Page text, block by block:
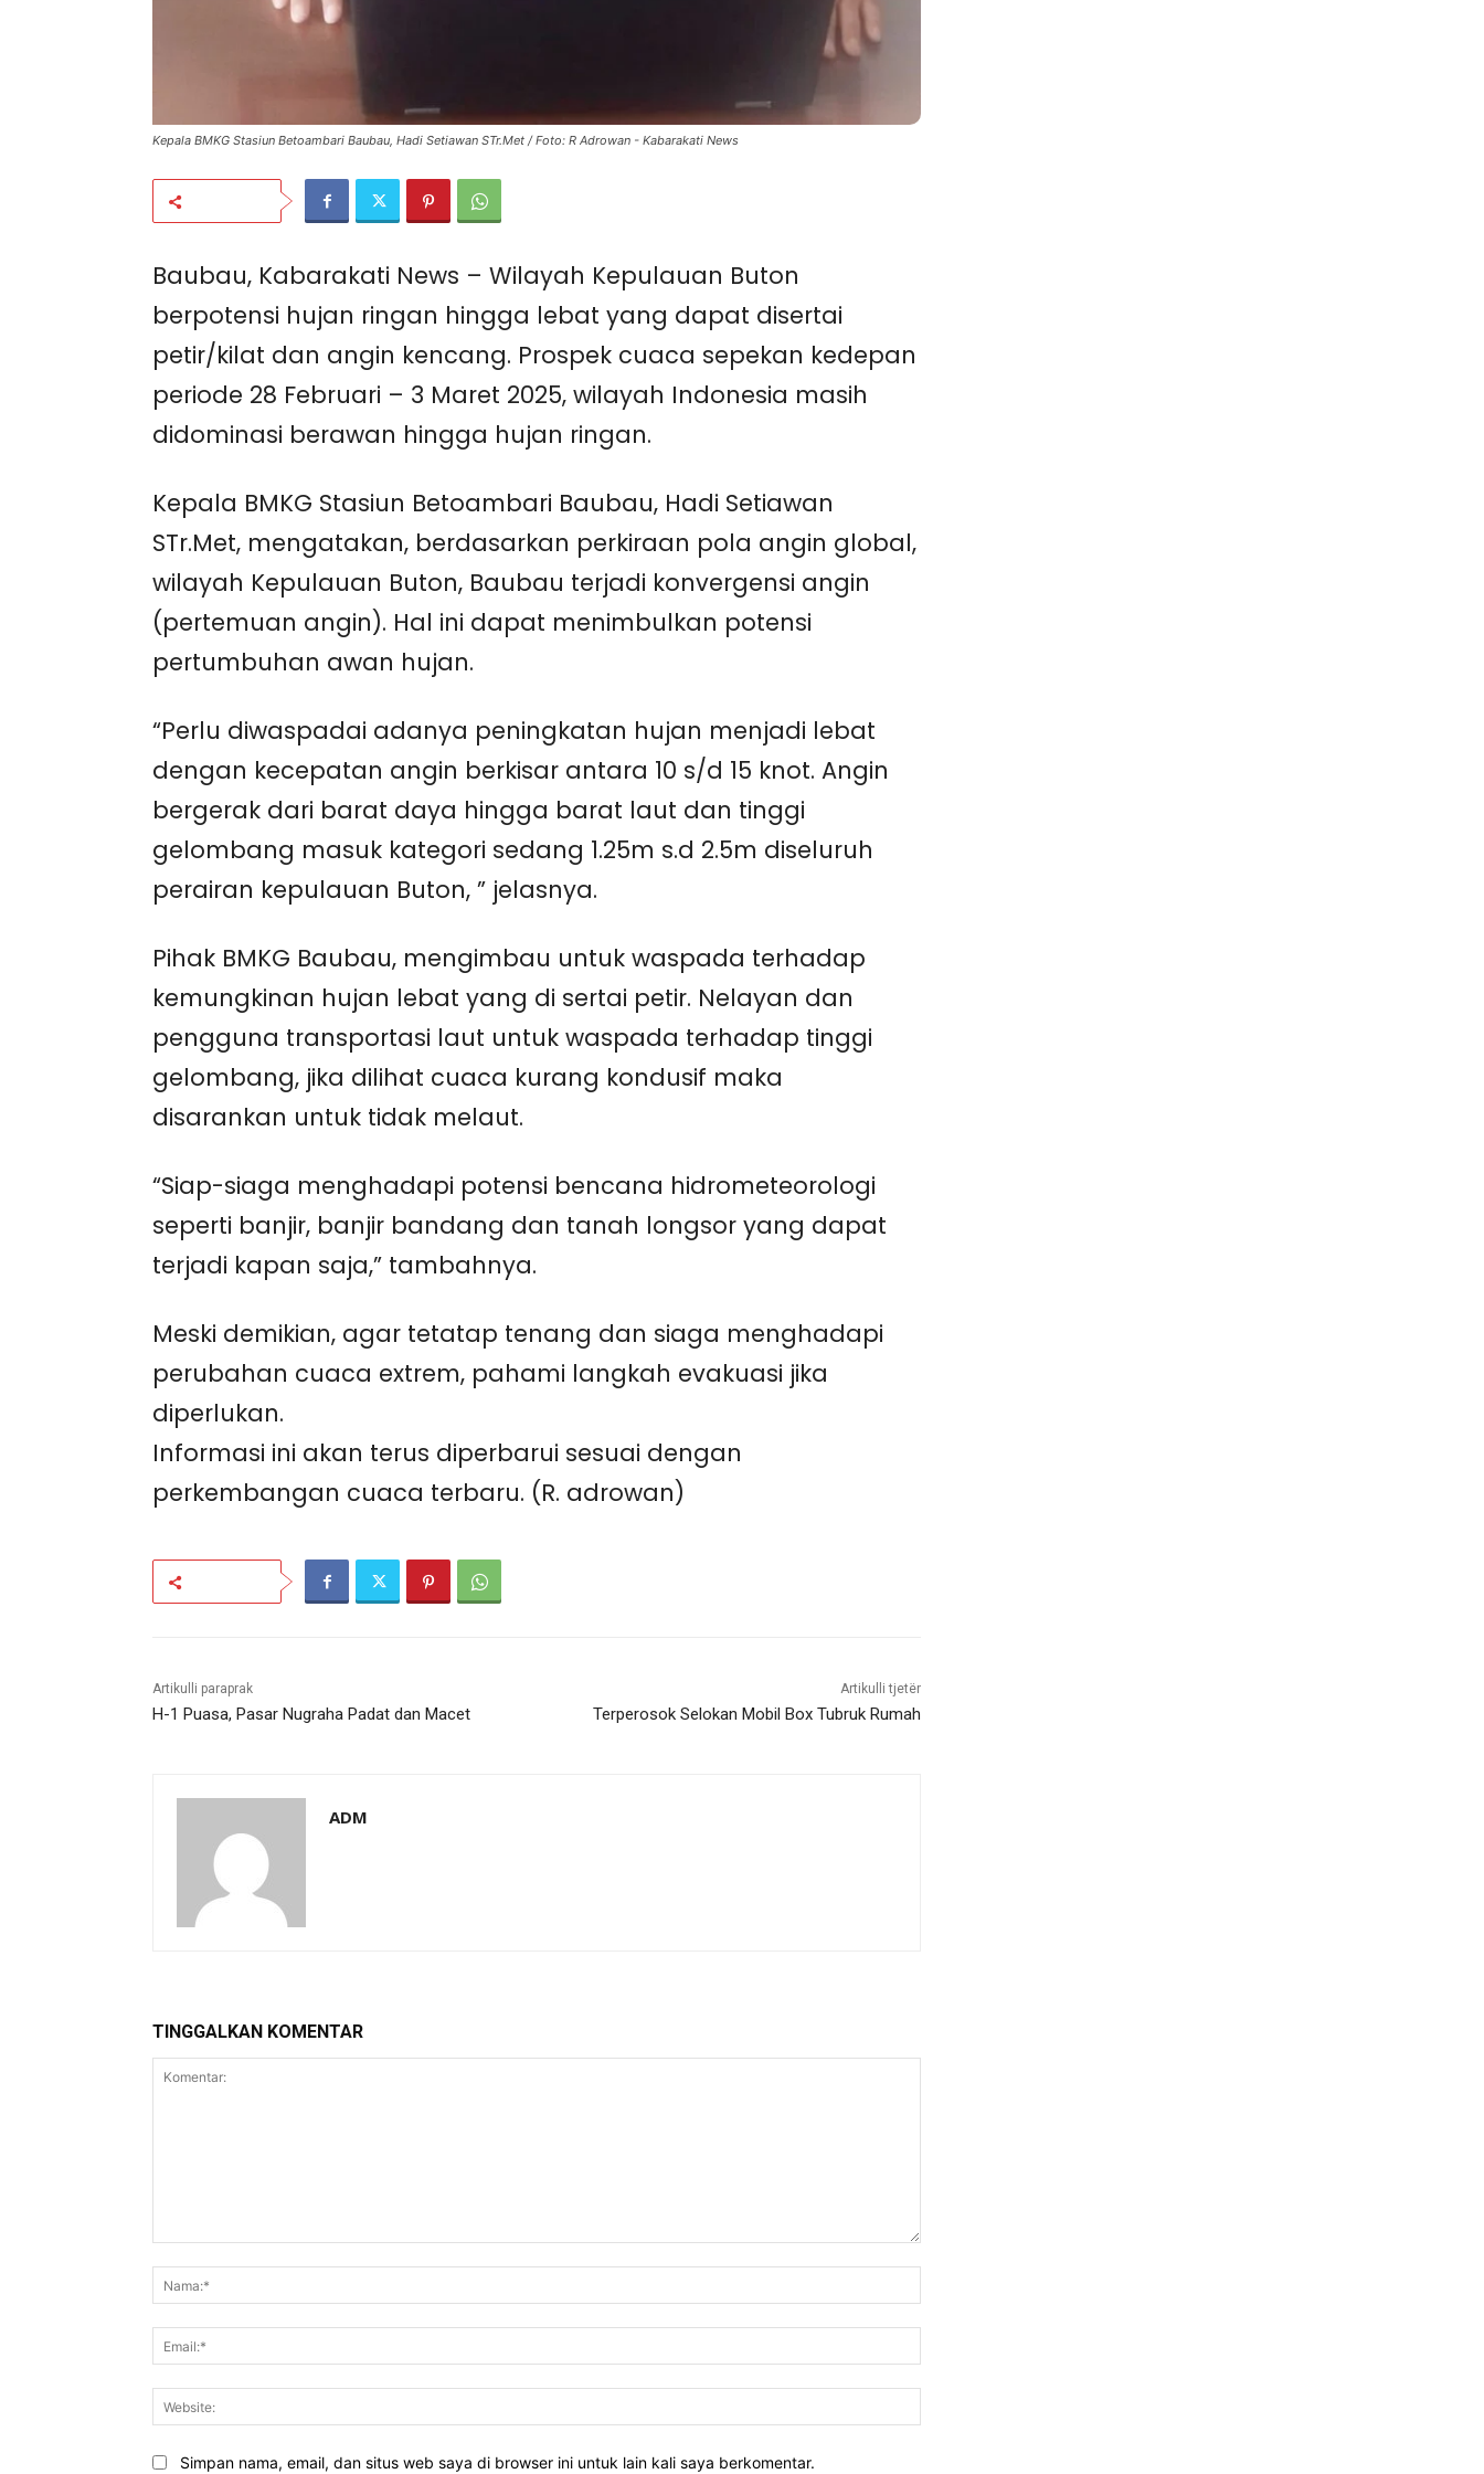
Kepala BMKG Stasiun Betoambari Baubau, Hadi Setiawan STr.Met / Foto: R Adrowan - Kabarakati News
Baubau, Kabarakati News – Wilayah Kepulauan Buton
berpotensi hujan ringan hingga lebat yang dapat disertai
petir/kilat dan angin kencang. Prospek cuaca sepekan kedepan
periode 28 Februari – 3 Maret 2025, wilayah Indonesia masih
didominasi berawan hingga hujan ringan.
Kepala BMKG Stasiun Betoambari Baubau, Hadi Setiawan
STr.Met, mengatakan, berdasarkan perkiraan pola angin global,
wilayah Kepulauan Buton, Baubau terjadi konvergensi angin
(pertemuan angin). Hal ini dapat menimbulkan potensi
pertumbuhan awan hujan.
“Perlu diwaspadai adanya peningkatan hujan menjadi lebat
dengan kecepatan angin berkisar antara 10 s/d 15 knot. Angin
bergerak dari barat daya hingga barat laut dan tinggi
gelombang masuk kategori sedang 1.25m s.d 2.5m diseluruh
perairan kepulauan Buton, ” jelasnya.
Pihak BMKG Baubau, mengimbau untuk waspada terhadap
kemungkinan hujan lebat yang di sertai petir. Nelayan dan
pengguna transportasi laut untuk waspada terhadap tinggi
gelombang, jika dilihat cuaca kurang kondusif maka
disarankan untuk tidak melaut.
“Siap-siaga menghadapi potensi bencana hidrometeorologi
seperti banjir, banjir bandang dan tanah longsor yang dapat
terjadi kapan saja,” tambahnya.
Meski demikian, agar tetatap tenang dan siaga menghadapi
perubahan cuaca extrem, pahami langkah evakuasi jika
diperlukan.
Informasi ini akan terus diperbarui sesuai dengan
perkembangan cuaca terbaru. (R. adrowan)
Artikulli paraprak
H-1 Puasa, Pasar Nugraha Padat dan Macet
Artikulli tjetër
Terperosok Selokan Mobil Box Tubruk Rumah
ADM
TINGGALKAN KOMENTAR
Simpan nama, email, dan situs web saya di browser ini untuk lain kali saya berkomentar.